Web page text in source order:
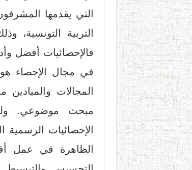
التي يقدمها
التربية التونسية،
فالإحصائيات أفضل
في مجال الإحصاء
المجالات
مبحث موضوعي.
الإحصائيات
الظاهرة في عمل